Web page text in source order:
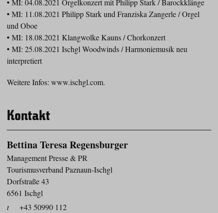
• MI: 04.08.2021 Orgelkonzert mit Philipp Stark / Barockklänge
• MI: 11.08.2021 Philipp Stark und Franziska Zangerle / Orgel
und Oboe
• MI: 18.08.2021 Klangwolke Kauns / Chorkonzert
• MI: 25.08.2021 Ischgl Woodwinds / Harmoniemusik neu
interpretiert
Weitere Infos: www.ischgl.com.
Kontakt
Bettina Teresa Regensburger
Management Presse & PR
Tourismusverband Paznaun-Ischgl
Dorfstraße 43
6561 Ischgl
t
+43 50990 112